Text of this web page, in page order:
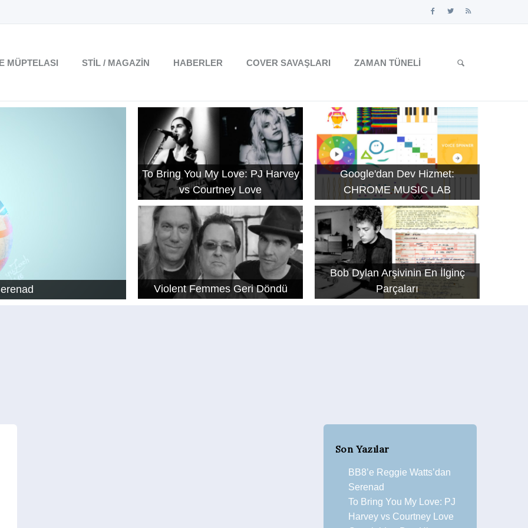
MÜPTELASI STIL / MAGAZIN HABERLER COVER SAVAŞLARI ZAMAN TÜNELI
To Bring You My Love: PJ Harvey
vs Courtney Love
Google'dan Dev Hizmet:
CHROME MUSIC LAB
Violent Femmes Geri Döndü
Bob Dylan Arşivinin En İlginç
Parçaları
Son Yazılar
BB8’e Reggie Watts’dan
Serenad
To Bring You My Love: PJ
Harvey vs Courtney Love